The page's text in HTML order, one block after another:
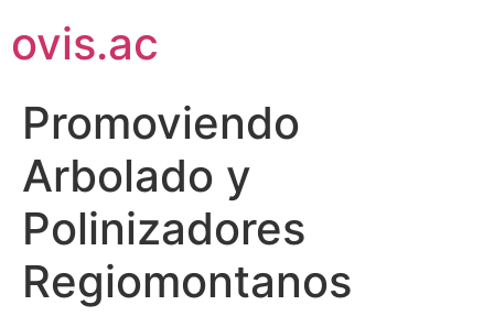
ovis.ac
Promoviendo
Arbolado y
Polinizadores
Regiomontanos